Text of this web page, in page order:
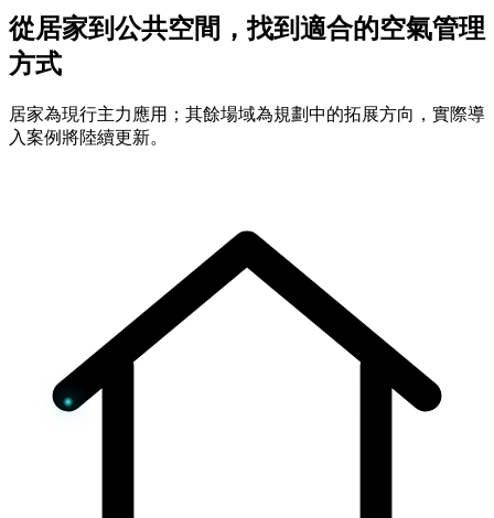
從居家到公共空間，找到適合的空氣管理
方式
居家為現行主力應用；其餘場域為規劃中的拓展方向，實際導
入案例將陸續更新。